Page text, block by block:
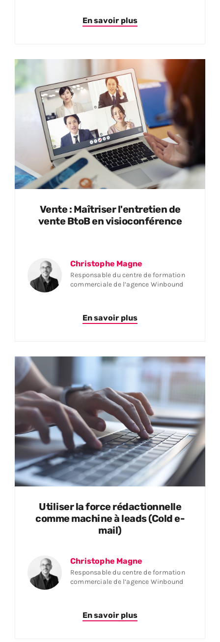
En savoir plus
Vente : Maîtriser l'entretien de
vente BtoB en visioconférence
Christophe Magne
Responsable du centre de formation
commerciale de l’agence Winbound
En savoir plus
Utiliser la force rédactionnelle
comme machine à leads (Cold e-
mail)
Christophe Magne
Responsable du centre de formation
commerciale de l’agence Winbound
En savoir plus